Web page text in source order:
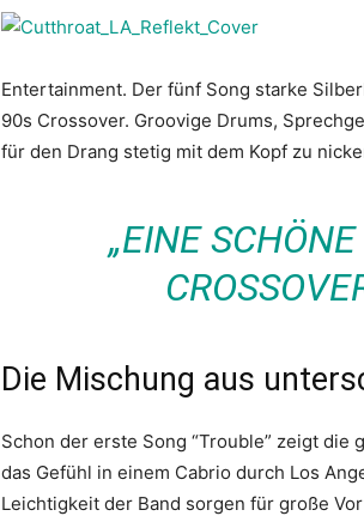
Entertainment. Der fünf Song starke
90s Crossover. Groovige Drums,
für den Drang stetig mit dem Kopf zu
„EINE
Die Mischung aus
Schon der erste Song “Trouble” zeigt
das Gefühl in einem Cabrio durch Los
Leichtigkeit der Band sorgen für große